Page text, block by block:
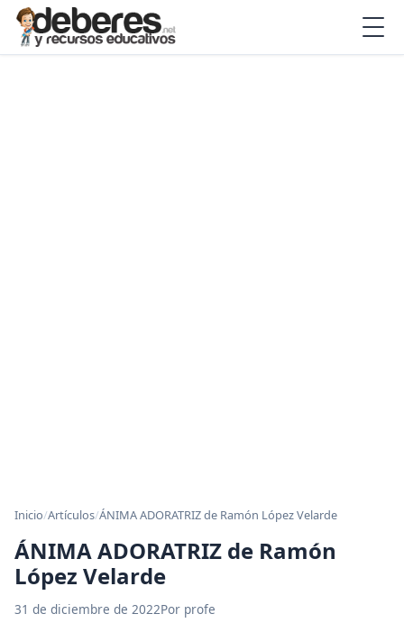
Inicio/Artículos/ÁNIMA ADORATRIZ de Ramón López Velarde
ÁNIMA ADORATRIZ de Ramón
López Velarde
31 de diciembre de 2022Por profe